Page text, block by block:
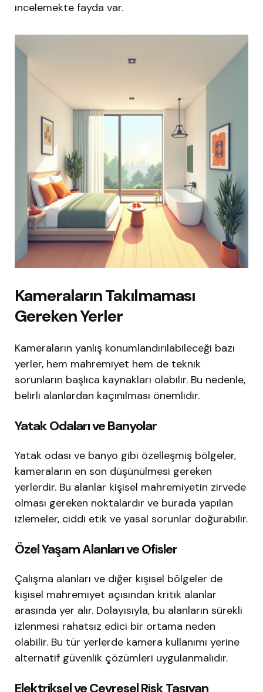
incelemekte fayda var.
Kameraların Takılmaması
Gereken Yerler
Kameraların yanlış konumlandırılabileceği bazı
yerler, hem mahremiyet hem de teknik
sorunların başlıca kaynakları olabilir. Bu nedenle,
belirli alanlardan kaçınılması önemlidir.
Yatak Odaları ve Banyolar
Yatak odası ve banyo gibi özelleşmiş bölgeler,
kameraların en son düşünülmesi gereken
yerlerdir. Bu alanlar kişisel mahremiyetin zirvede
olması gereken noktalardır ve burada yapılan
izlemeler, ciddi etik ve yasal sorunlar doğurabilir.
Özel Yaşam Alanları ve Ofisler
Çalışma alanları ve diğer kişisel bölgeler de
kişisel mahremiyet açısından kritik alanlar
arasında yer alır. Dolayısıyla, bu alanların sürekli
izlenmesi rahatsız edici bir ortama neden
olabilir. Bu tür yerlerde kamera kullanımı yerine
alternatif güvenlik çözümleri uygulanmalıdır.
Elektriksel ve Çevresel Risk Taşıyan